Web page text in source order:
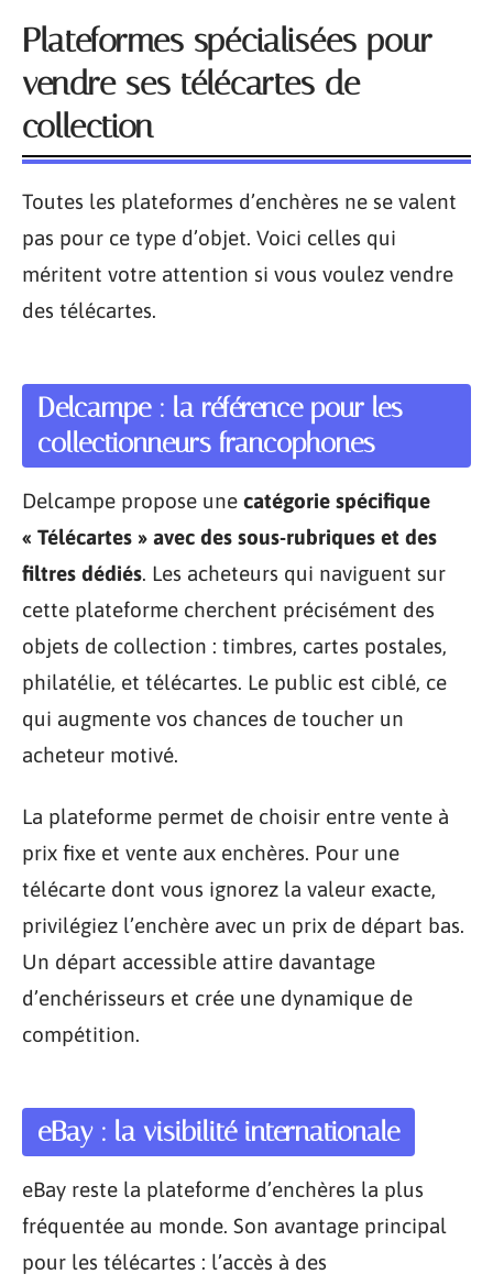
Plateformes spécialisées pour
vendre ses télécartes de
collection
Toutes les plateformes d’enchères ne se valent
pas pour ce type d’objet. Voici celles qui
méritent votre attention si vous voulez vendre
des télécartes.
Delcampe : la référence pour les
collectionneurs francophones
Delcampe propose une catégorie spécifique
« Télécartes » avec des sous-rubriques et des
filtres dédiés. Les acheteurs qui naviguent sur
cette plateforme cherchent précisément des
objets de collection : timbres, cartes postales,
philatélie, et télécartes. Le public est ciblé, ce
qui augmente vos chances de toucher un
acheteur motivé.
La plateforme permet de choisir entre vente à
prix fixe et vente aux enchères. Pour une
télécarte dont vous ignorez la valeur exacte,
privilégiez l’enchère avec un prix de départ bas.
Un départ accessible attire davantage
d’enchérisseurs et crée une dynamique de
compétition.
eBay : la visibilité internationale
eBay reste la plateforme d’enchères la plus
fréquentée au monde. Son avantage principal
pour les télécartes : l’accès à des